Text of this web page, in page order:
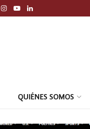
QUIÉNES SOMOS